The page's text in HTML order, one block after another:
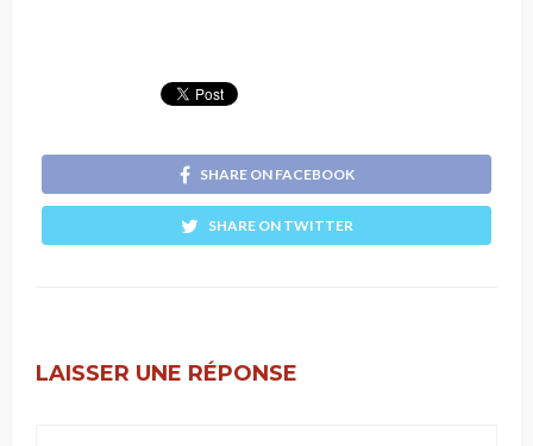
SHARE ON FACEBOOK
SHARE ON TWITTER
LAISSER UNE RÉPONSE